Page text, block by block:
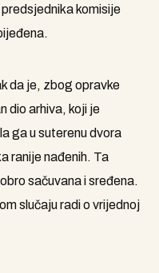
komisije
da je, zbog opravke
dio arhiva, koji je
ga u suterenu dvora
ranije nađenih. Ta
sačuvana i sređena.
slučaju radi o vrijednoj